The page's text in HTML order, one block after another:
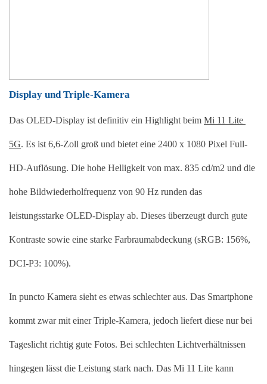
Display und Triple-Kamera
Das OLED-Display ist definitiv ein Highlight beim Mi 11 Lite
5G. Es ist 6,6-Zoll groß und bietet eine 2400 x 1080 Pixel Full-
HD-Auflösung. Die hohe Helligkeit von max. 835 cd/m2 und die
hohe Bildwiederholfrequenz von 90 Hz runden das
leistungsstarke OLED-Display ab. Dieses überzeugt durch gute
Kontraste sowie eine starke Farbraumabdeckung (sRGB: 156%,
DCI-P3: 100%).
In puncto Kamera sieht es etwas schlechter aus. Das Smartphone
kommt zwar mit einer Triple-Kamera, jedoch liefert diese nur bei
Tageslicht richtig gute Fotos. Bei schlechten Lichtverhältnissen
hingegen lässt die Leistung stark nach. Das Mi 11 Lite kann